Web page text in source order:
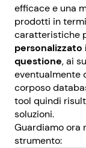
efficace e una
prodotti in
caratteristiche
personalizzato
questione, ai
eventualmente
corposo
tool quindi
soluzioni.
Guardiamo ora
strumento: